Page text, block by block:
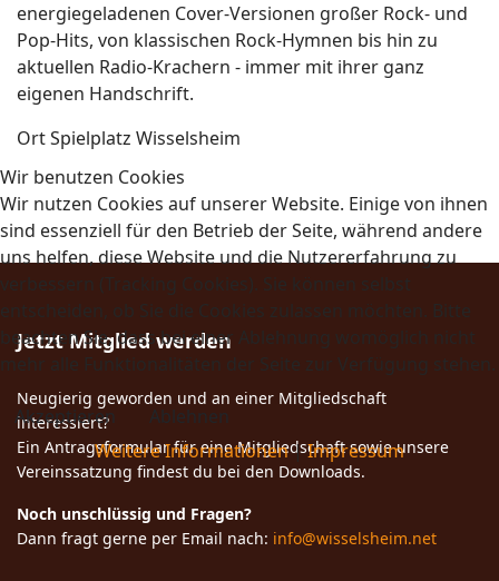
energiegeladenen Cover-Versionen großer Rock- und
Pop-Hits, von klassischen Rock-Hymnen bis hin zu
aktuellen Radio-Krachern - immer mit ihrer ganz
eigenen Handschrift.
OrtSpielplatz Wisselsheim
Jetzt Mitglied werden
Neugierig geworden und an einer Mitgliedschaft
interessiert?
Ein Antragsformular für eine Mitgliedschaft sowie unsere
Vereinssatzung findest du bei den Downloads.
Noch unschlüssig und Fragen?
Dann fragt gerne per Email nach: info@wisselsheim.net
Wir benutzen Cookies
Wir nutzen Cookies auf unserer Website. Einige von ihnen
sind essenziell für den Betrieb der Seite, während andere
uns helfen, diese Website und die Nutzererfahrung zu
beachten Sie, dass bei einer Ablehnung womöglich nicht
Akzeptieren
Ablehnen
Weitere Informationen|Impressum